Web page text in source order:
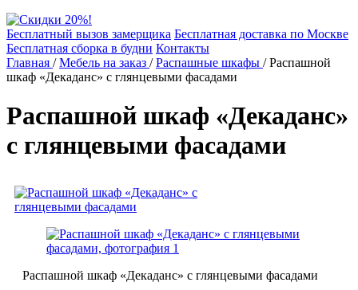
Бесплатный вызов замерщика Бесплатная доставка по Москве
Бесплатная сборка в будни Контакты
Главная /Мебель на заказ /Распашные шкафы /Распашной
шкаф «Декаданс» с глянцевыми фасадами
Распашной шкаф «Декаданс»
с глянцевыми фасадами
Распашной шкаф «Декаданс» с глянцевыми фасадами